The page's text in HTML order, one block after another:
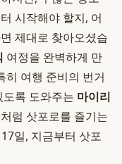
시작해야 할지, 어
제대로 찾아오셨습
여정을 완벽하게 만
히 여행 준비의 번거
록 도와주는 마이리
럼 삿포로를 즐기는
일, 지금부터 삿포